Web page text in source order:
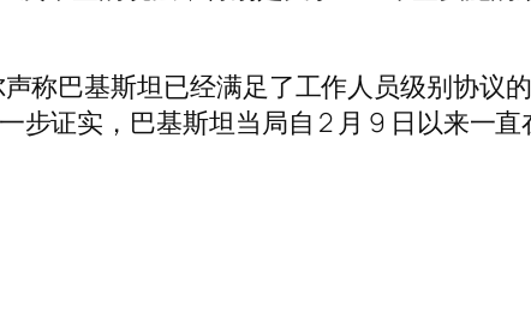
称巴基斯坦已经满足了工作人员级别协议
证实，巴基斯坦当局自 2 月 9 日以来一直